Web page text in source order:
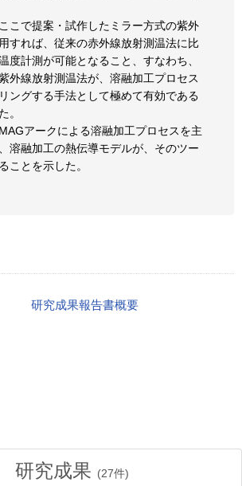
こで提案・試作したミラー方式の紫外
すれば、従来の赤外線放射測温法に比
度計測が可能となること、すなわち、
外線放射測温法が、溶融加工プロセス
ングする手法として極めて有効である
。
アークによる溶融加工プロセスを主
溶融加工の熱伝導モデルが、そのツー
ことを示した。
研究成果報告書概要
研究成果 (27件)